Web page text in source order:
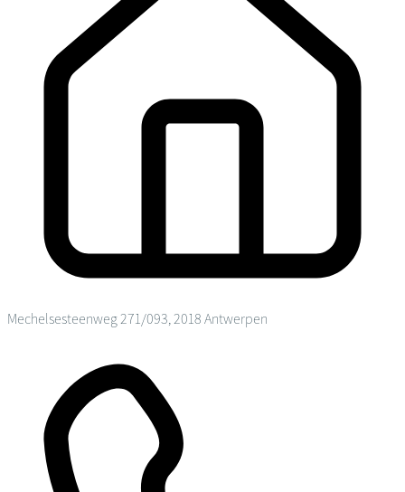
Mechelsesteenweg 271/093, 2018 Antwerpen